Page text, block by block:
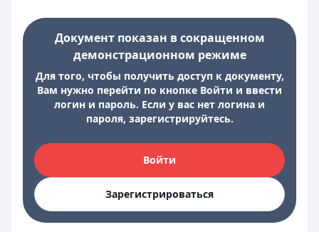
Документ показан в сокращенном
демонстрационном режиме
Для того, чтобы получить доступ к документу,
Вам нужно перейти по кнопке Войти и ввести
логин и пароль. Если у вас нет логина и
пароля, зарегистрируйтесь.
Войти
Зарегистрироваться